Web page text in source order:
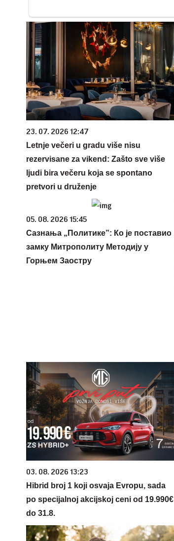
23. 07. 2026 12:47
Letnje večeri u gradu više nisu
rezervisane za vikend: Zašto sve više
ljudi bira večeru koja se spontano
pretvori u druženje
05. 08. 2026 15:45
Сазнања „Политике”: Ко је поставио
замку Митрополиту Методију у
Горњем Заостру
03. 08. 2026 13:23
Hibrid broj 1 koji osvaja Evropu, sada
po specijalnoj akcijskoj ceni od 19.990€
do 31.8.